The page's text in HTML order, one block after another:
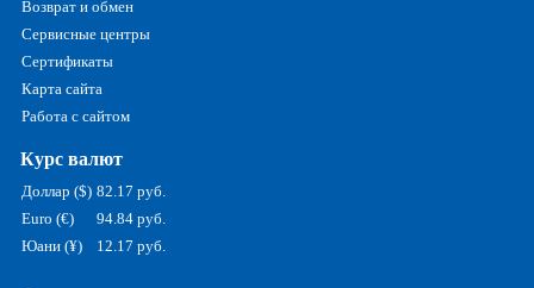
Возврат и обмен
Сервисные центры
Сертификаты
Карта сайта
Работа с сайтом
Курс валют
Доллар ($) 82.17 руб.
Euro (€)
94.84 руб.
Юани (¥)
12.17 руб.